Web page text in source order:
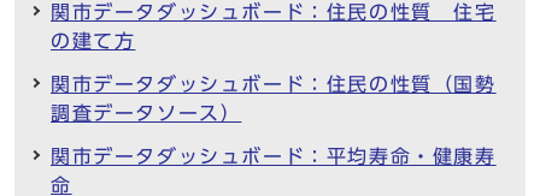
関市データダッシュボード：住民の性質 住宅
の建て方
関市データダッシュボード：住民の性質（国勢
調査データソース）
関市データダッシュボード：平均寿命・健康寿
命